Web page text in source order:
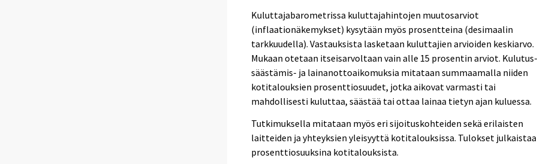
Kuluttajabarometrissa kuluttajahintojen muutosarviot
(inflaationäkemykset) kysytään myös prosentteina (desimaalin
tarkkuudella). Vastauksista lasketaan kuluttajien arvioiden keskiarvo.
Mukaan otetaan itseisarvoltaan vain alle 15 prosentin arviot.
säästämis- ja lainanottoaikomuksia mitataan summaamalla niiden
kotitalouksien prosenttiosuudet, jotka aikovat varmasti tai
mahdollisesti kuluttaa, säästää tai ottaa lainaa tietyn ajan kuluessa.
Tutkimuksella mitataan myös eri sijoituskohteiden sekä erilaisten
laitteiden ja yhteyksien yleisyyttä kotitalouksissa. Tulokset
prosenttiosuuksina kotitalouksista.